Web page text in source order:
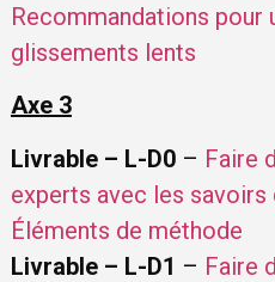
Recommandations pour
glissements lents
Axe 3
Livrable – L-D0– Faire
experts avec les savoirs
Éléments de méthode
Livrable – L-D1 – Faire